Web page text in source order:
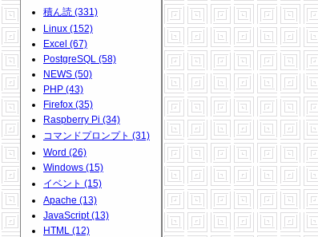
積ん読 (331)
Linux (152)
Excel (67)
PostgreSQL (58)
NEWS (50)
PHP (43)
Firefox (35)
Raspberry Pi (34)
コマンドプロンプト (31)
Word (26)
Windows (15)
イベント (15)
Apache (13)
JavaScript (13)
HTML (12)